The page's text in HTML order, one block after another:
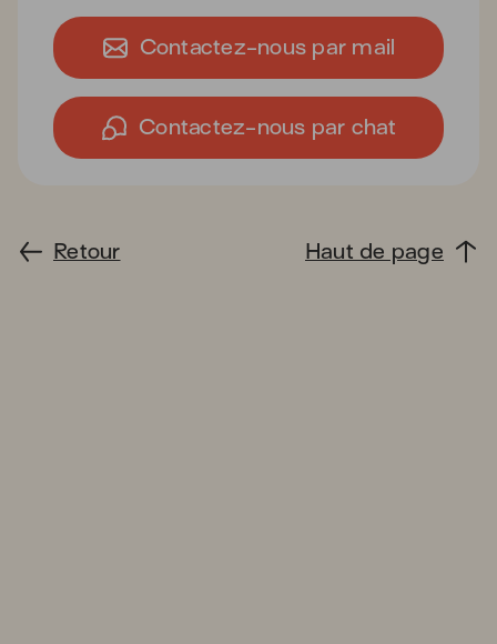
Contactez-nous par mail
Contactez-nous par chat
Retour Haut de page